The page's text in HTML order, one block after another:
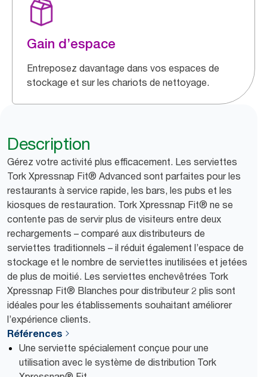
Gain d’espace
Entreposez davantage dans vos espaces de
stockage et sur les chariots de nettoyage.
Description
Gérez votre activité plus efficacement. Les serviettes
Tork Xpressnap Fit® Advanced sont parfaites pour les
restaurants à service rapide, les bars, les pubs et les
kiosques de restauration. Tork Xpressnap Fit® ne se
contente pas de servir plus de visiteurs entre deux
rechargements – comparé aux distributeurs de
serviettes traditionnels – il réduit également l’espace de
stockage et le nombre de serviettes inutilisées et jetées
de plus de moitié. Les serviettes enchevêtrées Tork
Xpressnap Fit® Blanches pour distributeur 2 plis sont
idéales pour les établissements souhaitant améliorer
l’expérience clients.
Références
Une serviette spécialement conçue pour une
utilisation avec le système de distribution Tork